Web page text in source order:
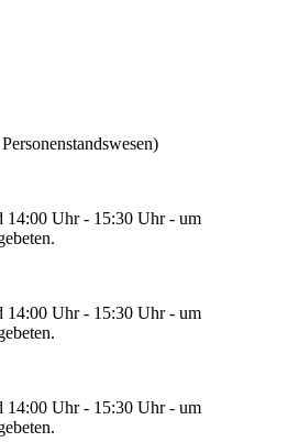
14:00 Uhr - 15:30 Uhr - um
14:00 Uhr - 15:30 Uhr - um
14:00 Uhr - 15:30 Uhr - um